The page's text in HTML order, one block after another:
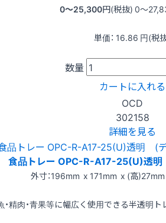
0〜25,300円(税抜) 0〜
単価： 16.86 円(税
数量
カートに入れる
OCD
302158
詳細を見る
食品トレー OPC-R-A17-25(U)透
外寸：196mm x 171mm x (高)27mm
・精肉・青果等に幅広く使用できる半透明